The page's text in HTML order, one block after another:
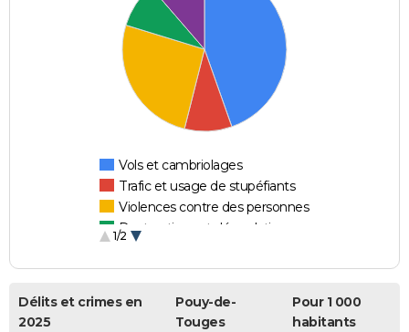
Vols et cambriolages
Trafic et usage de stupéfiants
Violences contre des personnes
Destructions et dégradations
1/2
Délits et crimes en
2025
Pouy-de-
Touges
Pour 1 000
habitants